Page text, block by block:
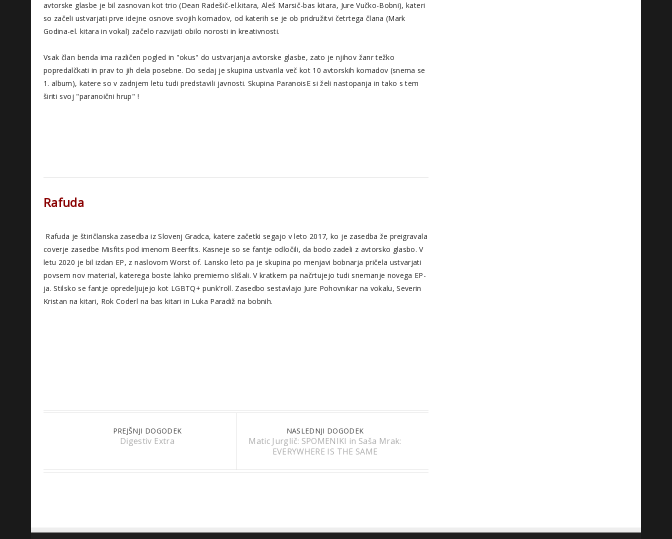
avtorske glasbe je bil zasnovan kot trio (Dean Radešič-el.kitara, Aleš Marsič-bas kitara, Jure Vučko-Bobni), kateri
so začeli ustvarjati prve idejne osnove svojih komadov, od katerih se je ob pridružitvi četrtega člana (Mark
Godina-el. kitara in vokal) začelo razvijati obilo norosti in kreativnosti.
Vsak član benda ima različen pogled in "okus" do ustvarjanja avtorske glasbe, zato je njihov žanr težko
popredalčkati in prav to jih dela posebne. Do sedaj je skupina ustvarila več kot 10 avtorskih komadov (snema se
1. album), katere so v zadnjem letu tudi predstavili javnosti. Skupina ParanoisE si želi nastopanja in tako s tem
širiti svoj "paranoični hrup" !
Rafuda
Rafuda je štiričlanska zasedba iz Slovenj Gradca, katere začetki segajo v leto 2017, ko je zasedba že preigravala
coverje zasedbe Misfits pod imenom Beerfits. Kasneje so se fantje odločili, da bodo zadeli z avtorsko glasbo. V
letu 2020 je bil izdan EP, z naslovom Worst of. Lansko leto pa je skupina po menjavi bobnarja pričela ustvarjati
povsem nov material, katerega boste lahko premierno slišali. V kratkem pa načrtujejo tudi snemanje novega EP-
ja. Stilsko se fantje opredeljujejo kot LGBTQ+ punk'roll. Zasedbo sestavlajo Jure Pohovnikar na vokalu, Severin
Kristan na kitari, Rok Coderl na bas kitari in Luka Paradiž na bobnih.
PREJŠNJI DOGODEK
Digestiv Extra
NASLEDNJI DOGODEK
Matic Jurglič: SPOMENIKI in Saša Mrak:
EVERYWHERE IS THE SAME